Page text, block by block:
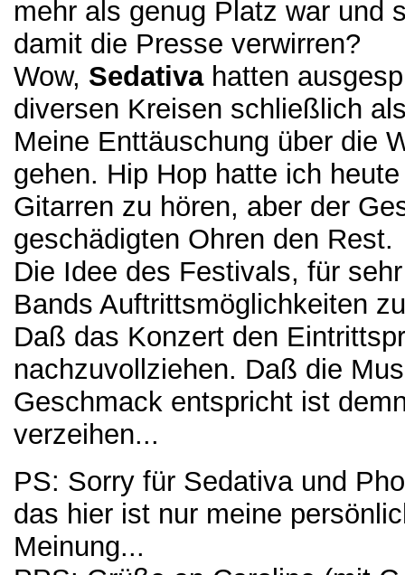
mehr als genug Platz war und
damit die Presse verwirren?
Wow, Sedativahatten
diversen Kreisen schließlich
Meine Enttäuschung über die
gehen. Hip Hop hatte ich
Gitarren zu hören, aber der
geschädigten Ohren den Rest.
Die Idee des Festivals, für
Bands Auftrittsmöglichkeiten
Daß das Konzert den
nachzuvollziehen. Daß die
Geschmack entspricht ist
verzeihen...
PS: Sorry für Sedativa und
das hier ist nur meine
Meinung...